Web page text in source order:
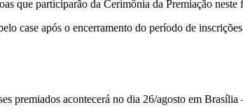
que participarão da Cerimônia da Premiação neste
case após o encerramento do período de
premiados acontecerá no dia 26/agosto em